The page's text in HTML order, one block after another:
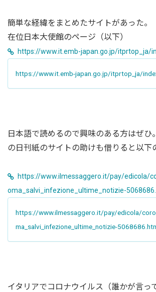
簡単な経緯をまとめたサイトがあった。
在位日本大使館のページ（以下）
https://www.it.emb-japan.go.jp/itprtop_ja/
https://www.it.emb-japan.go.jp/itprtop_ja/
日本語で読めるので興味のある方はぜひ
の日刊紙のサイトの助けも借りると以下
https://www.ilmessaggero.it/pay/edicola/
oma_salvi_infezione_ultime_notizie-
https://www.ilmessaggero.it/pay/edicola/
ma_salvi_infezione_ultime_notizie-
イタリアでコロナウイルス（誰かが言っ